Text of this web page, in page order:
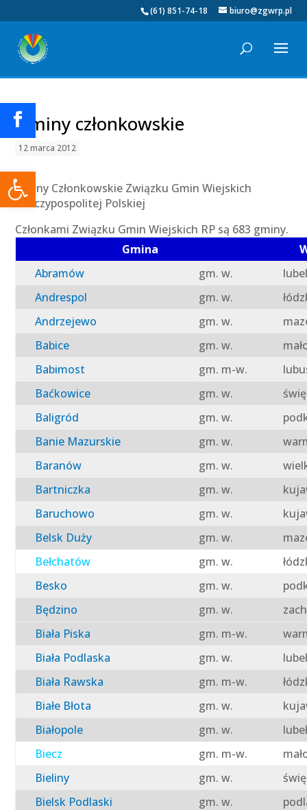
Otwórz pasek narzędzi
(61) 851-74-18 biuro@zgwrp.pl
Gminy członkowskie
12 marca 2012
Gminy Członkowskie Związku Gmin Wiejskich
Rzeczypospolitej Polskiej
Członkami Związku Gmin Wiejskich RP są 683 gminy.
Gmina
Abramów
gm. w.
Andrespol
gm. w.
Andrzejewo
gm. w.
Babice
gm. w.
Babimost
gm. m-w.
Baćkowice
gm. w.
Baligród
gm. w.
Banie Mazurskie
gm. w.
Baranów
gm. w.
Bartniczka
gm. w.
Baruchowo
gm. w.
Belsk Duży
gm. w.
Bełchatów
gm. w.
Besko
gm. w.
Będzino
gm. w.
Biała Piska
gm. m-w.
Biała Podlaska
gm. w.
Biała Rawska
gm. m-w.
Białe Błota
gm. w.
Białopole
gm. w.
Biecz
gm. m-w.
Bieliny
gm. w.
Bielsk Podlaski
gm. w.